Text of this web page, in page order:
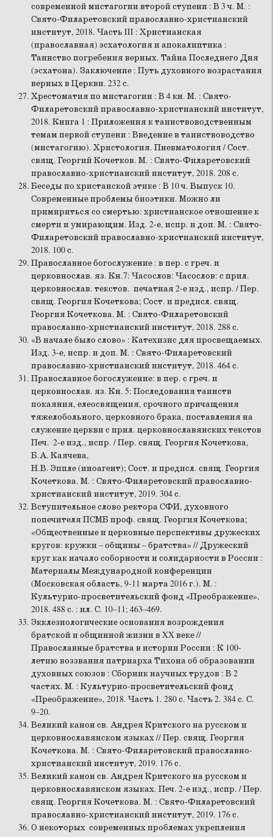
современной мистагогии второй ступени : В 3 ч. М. :
Свято-Филаретовский православно-христианский
институт, 2018. Часть III : Христианская
(православная) эсхатология и апокалиптика :
Таинство погребения верных. Тайна Последнего Дня
(эсхатона). Заключение : Путь духовного возрастания
верных в Церкви. 232 с.
Хрестоматия по мистагогии : В 4 кн. М. : Свято-
Филаретовский православно-христианский институт,
2018. Книга 1 : Приложения к таинствоводственным
темам первой ступени : Введение в таинствоводство
(мистагогию). Христология. Пневматология / Сост.
свящ. Георгий Кочетков. М. : Свято-Филаретовский
православно-христианский институт, 2018. 208 с.
Беседы по христанской этике : В 10 ч. Выпуск 10.
Современные проблемы биоэтики. Можно ли
примириться со смертью: христианское отношение к
смерти и умирающим. Изд. 2-е, испр. и доп. М. : Свято-
Филаретовский православно-христианский институт,
2018. 100 с.
Православное богослужение : в пер. с греч. и
церковнослав. яз. Кн.7: Часослов: Часослов: с прил.
церковнослав. текстов. печатная 2-е изд., испр. / Пер.
свящ. Георгия Кочеткова; Сост. и предисл. свящ.
Георгия Кочеткова. М. : Свято-Филаретовский
православно-христианский институт, 2018. 288 с.
«В начале было слово» : Катехизис для просвещаемых.
Изд. 3-е, испр. и доп. М. : Свято-Филаретовский
православно-христианский институт, 2018. 464 с.
Православное богослужение: в пер. с греч. и
церковнослав. яз. Кн. 5: Последования таинств
покаяния, елеосвящения, срочного причащения
тяжелобольного, церковного брака, поставления на
служение церкви с прил. церковнославянских текстов
Печ. 2-е изд., испр. / Пер. свящ. Георгия Кочеткова,
Б.А. Каячева,
Н.В. Эппле (иноагент); Сост. и предисл. свящ. Георгия
Кочеткова. М. : Свято-Филаретовский православно-
христианский институт, 2019. 304 с.
Вступительное слово ректора СФИ, духовного
попечителя ПСМБ проф. свящ. Георгия Кочеткова;
«Общественные и церковные перспективы дружеских
кругов: кружки – общины – братства» // Дружеский
круг как начало соборности и солидарности в России :
Материалы Международной конференции
(Московская область, 9-11 марта 2016 г.). М. :
Культурно-просветительский фонд «Преображение»,
2018. 488 с. : ил. С. 10–11; 463–469.
Экклезиологические основания возрождения
братской и общинной жизни в XX веке //
Православные братства в истории России : К 100-
летию воззвания патриарха Тихона об образовании
духовных союзов : Сборник научных трудов : В 2
частях. М. : Культурно-просветительский фонд
«Преображение», 2018. Часть 1. 280 с. Часть 2. 384 с. С.
9–20.
Великий канон св. Андрея Критского на русском и
церковнославянском языках // Пер. свящ. Георгия
Кочеткова. М. : Свято-Филаретовский православно-
христианский институт, 2019. 176 с.
Великий канон св. Андрея Критского на русском и
церковнославянском языках. Печ. 2-е изд., испр. / Пер.
свящ. Георгия Кочеткова. М. : Свято-Филаретовский
православно-христианский институт, 2019. 176 с.
О некоторых современных проблемах укрепления